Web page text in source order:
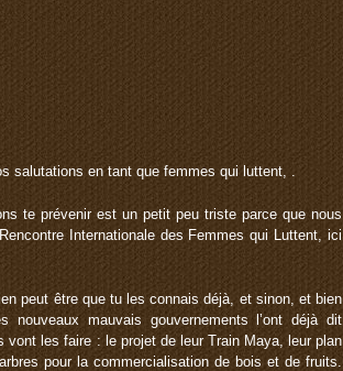
salutations en tant que femmes qui luttent, .
te prévenir est un petit peu triste parce que nous
Internationale des Femmes qui Luttent, ici
peut être que tu les connais déjà, et sinon, et bien
mauvais gouvernements l’ont déjà dit
les faire : le projet de leur Train Maya, leur plan
pour la commercialisation de bois et de fruits.